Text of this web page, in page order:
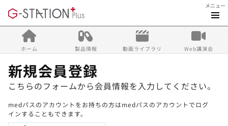
メニュー
ホーム 製品情報 動画ライブラリ Web講演会
新規会員登録
こちらのフォームから会員情報を入力してください。
medパスのアカウントをお持ちの方はmedパスのアカウントでログ
インすることもできます。